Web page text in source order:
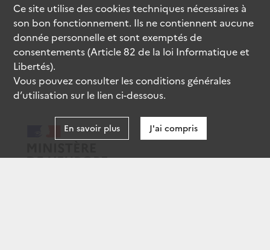
Ce site utilise descookiestechniques nécessaires à
son bon fonctionnement. Ils ne contiennent aucune
donnée personnelle et sont exemptés de
consentements (Article 82 de la loi Informatique et
Libertés).
Vous pouvez consulter les conditions générales
d’utilisation sur le lien ci-dessous.
En savoir plus J'ai compris